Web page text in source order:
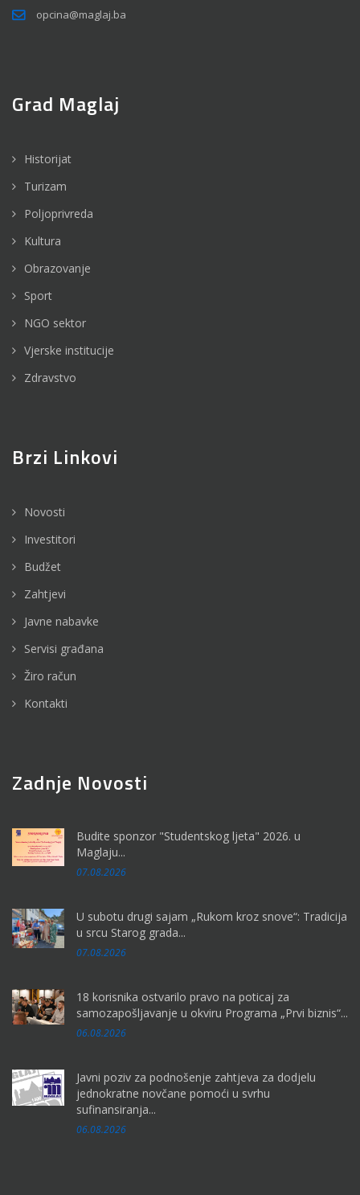
opcina@maglaj.ba
Grad Maglaj
Historijat
Turizam
Poljoprivreda
Kultura
Obrazovanje
Sport
NGO sektor
Vjerske institucije
Zdravstvo
Brzi Linkovi
Novosti
Investitori
Budžet
Zahtjevi
Javne nabavke
Servisi građana
Žiro račun
Kontakti
Zadnje Novosti
Budite sponzor "Studentskog ljeta" 2026. u
Maglaju...
07.08.2026
U subotu drugi sajam „Rukom kroz snove“: Tradicija
u srcu Starog grada...
07.08.2026
18 korisnika ostvarilo pravo na poticaj za
samozapošljavanje u okviru Programa „Prvi biznis“...
06.08.2026
Javni poziv za podnošenje zahtjeva za dodjelu
jednokratne novčane pomoći u svrhu
sufinansiranja...
06.08.2026